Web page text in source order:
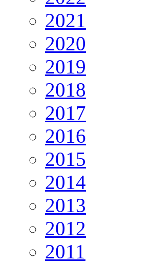
2021
2020
2019
2018
2017
2016
2015
2014
2013
2012
2011